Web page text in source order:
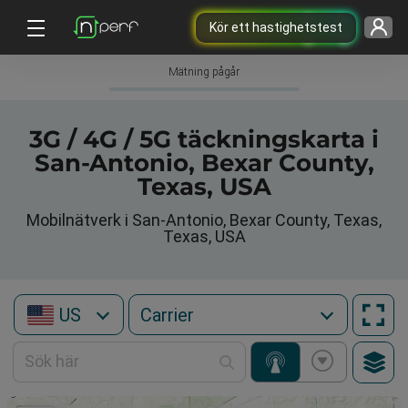
Kör ett hastighetstest
Mätning pågår
3G / 4G / 5G täckningskarta i
San-Antonio, Bexar County,
Texas, USA
Mobilnätverk i San-Antonio, Bexar County, Texas,
Texas, USA
US